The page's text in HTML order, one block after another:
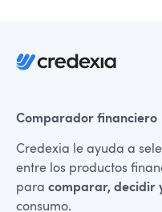
Comparador financiero
Credexia le ayuda a
entre los productos
para comparar, decidir
consumo.